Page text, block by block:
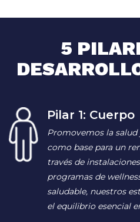
5
Pilar 1: Cuerpo
Promovemos la
como base para un
través de
programas de
saludable, nuestros
el equilibrio esencial